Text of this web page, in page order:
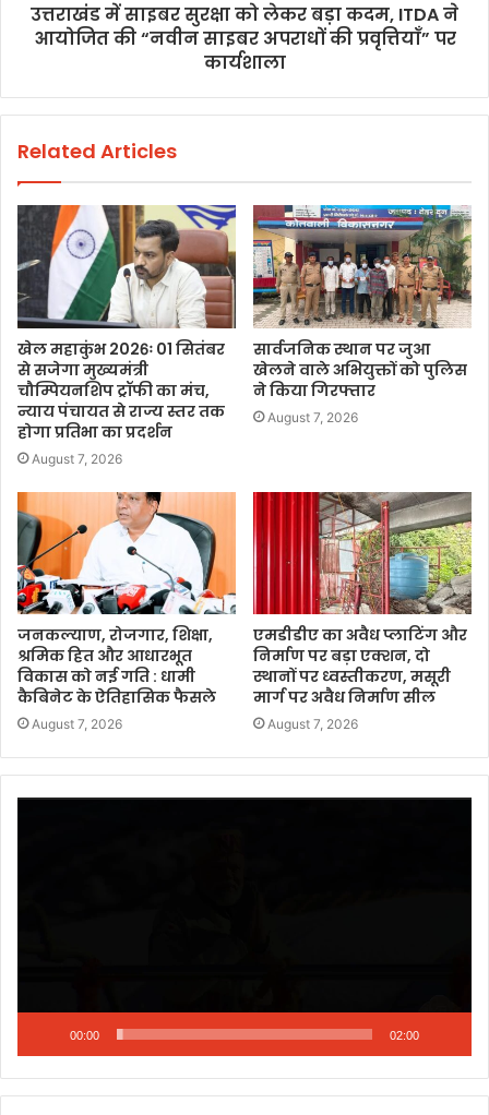
उत्तराखंड में साइबर सुरक्षा को लेकर बड़ा कदम, ITDA ने
आयोजित की “नवीन साइबर अपराधों की प्रवृत्तियाँ” पर
कार्यशाला
Related Articles
खेल महाकुंभ 2026ः 01 सितंबर
से सजेगा मुख्यमंत्री
चौम्पियनशिप ट्रॉफी का मंच,
न्याय पंचायत से राज्य स्तर तक
होगा प्रतिभा का प्रदर्शन
August 7, 2026
सार्वजनिक स्थान पर जुआ
खेलने वाले अभियुक्तों को पुलिस
ने किया गिरफ्तार
August 7, 2026
जनकल्याण, रोजगार, शिक्षा,
श्रमिक हित और आधारभूत
विकास को नई गति : धामी
कैबिनेट के ऐतिहासिक फैसले
August 7, 2026
एमडीडीए का अवैध प्लाटिंग और
निर्माण पर बड़ा एक्शन, दो
स्थानों पर ध्वस्तीकरण, मसूरी
मार्ग पर अवैध निर्माण सील
August 7, 2026
00:00 02:00